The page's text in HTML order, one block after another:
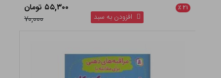
۲۱ ٪
۵۵,۳۰۰ تومان
۷۰,۰۰۰
افزودن به سبد